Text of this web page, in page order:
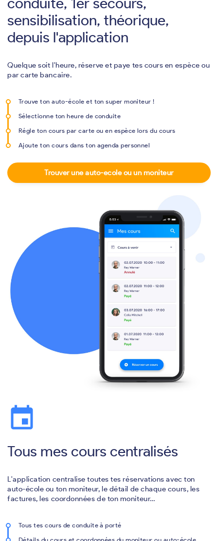
sensibilisation, théorique,
depuis l'application
Quelque soit l'heure, réserve et paye tes cours en espèce ou
par carte bancaire.
Trouve ton auto-école et ton super moniteur !
Sélectionne ton heure de conduite
Régle ton cours par carte ou en espèce lors du cours
Ajoute ton cours dans ton agenda personnel
Trouver une auto-ecole ou un moniteur
event
Tous mes cours centralisés
L'application centralise toutes tes réservations avec ton
auto-école ou ton moniteur, le détail de chaque cours, les
factures, les coordonnées de ton moniteur…
Tous tes cours de conduite à porté